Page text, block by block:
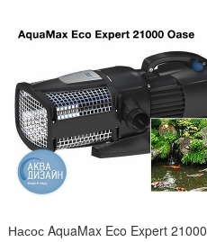
Насос AquaMax Eco Expert 21000